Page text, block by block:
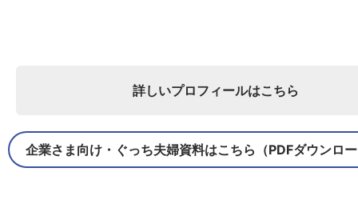
詳しいプロフィールはこちら
企業さま向け・ぐっち夫婦資料はこちら（PDFダウンロ